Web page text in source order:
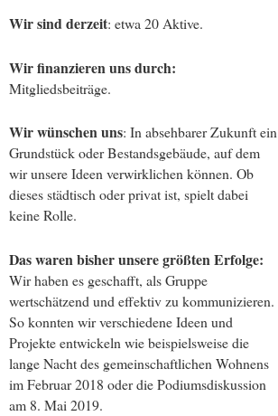
Wir sind derzeit: etwa 20 Aktive.
Wir finanzieren uns durch:
Mitgliedsbeiträge.
Wir wünschen uns: In absehbarer Zukunft ein
Grundstück oder Bestandsgebäude, auf dem
wir unsere Ideen verwirklichen können. Ob
dieses städtisch oder privat ist, spielt dabei
keine Rolle.
Das waren bisher unsere größten Erfolge:
Wir haben es geschafft, als Gruppe
wertschätzend und effektiv zu kommunizieren.
So konnten wir verschiedene Ideen und
Projekte entwickeln wie beispielsweise die
lange Nacht des gemeinschaftlichen Wohnens
im Februar 2018 oder die Podiumsdiskussion
am 8. Mai 2019.